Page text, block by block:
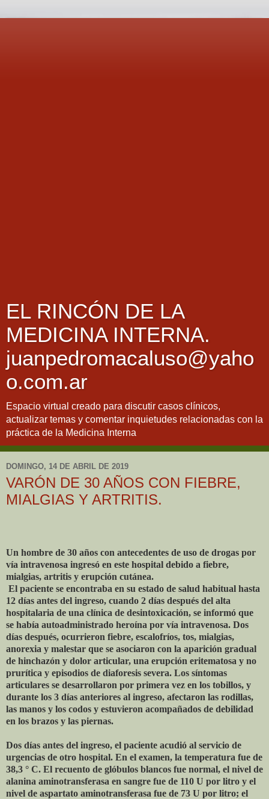
EL RINCÓN DE LA
MEDICINA INTERNA.
juanpedromacaluso@yaho
o.com.ar
Espacio virtual creado para discutir casos clínicos,
actualizar temas y comentar inquietudes relacionadas con la
práctica de la Medicina Interna
DOMINGO, 14 DE ABRIL DE 2019
VARÓN DE 30 AÑOS CON FIEBRE,
MIALGIAS Y ARTRITIS.
Un hombre de 30 años con antecedentes de uso de drogas por
vía intravenosa ingresó en este hospital debido a fiebre,
mialgias, artritis y erupción cutánea.
El paciente se encontraba en su estado de salud habitual hasta
12 días antes del ingreso, cuando 2 días después del alta
hospitalaria de una clínica de desintoxicación, se informó que
se había autoadministrado heroína por vía intravenosa. Dos
días después, ocurrieron fiebre, escalofríos, tos, mialgias,
anorexia y malestar que se asociaron con la aparición gradual
de hinchazón y dolor articular, una erupción eritematosa y no
prurítica y episodios de diaforesis severa. Los síntomas
articulares se desarrollaron por primera vez en los tobillos, y
durante los 3 días anteriores al ingreso, afectaron las rodillas,
las manos y los codos y estuvieron acompañados de debilidad
en los brazos y las piernas.
Dos días antes del ingreso, el paciente acudió al servicio de
urgencias de otro hospital. En el examen, la temperatura fue de
38,3 ° C. El recuento de glóbulos blancos fue normal, el nivel de
alanina aminotransferasa en sangre fue de 110 U por litro y el
nivel de aspartato aminotransferasa fue de 73 U por litro; el